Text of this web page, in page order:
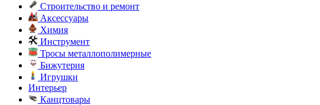
Строительство и ремонт
Аксессуары
Химия
Инструмент
Тросы металлополимерные
Бижутерия
Игрушки
Интерьер
Канцтовары